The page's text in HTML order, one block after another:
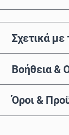
Σχετικά
Βοήθεια &
Όροι &